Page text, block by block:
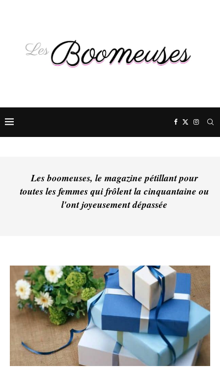
Les boomeuses, le magazine pétillant pour
toutes les femmes qui frôlent la cinquantaine ou
l'ont joyeusement dépassée